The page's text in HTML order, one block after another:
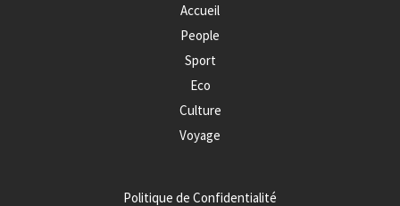
Accueil
People
Sport
Eco
Culture
Voyage
Politique de Confidentialité